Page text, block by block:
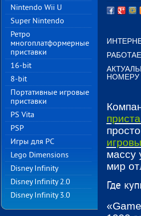
Nintendo Wii U
Super Nintendo
Ретро
многоплатформерные
приставки
16-bit
8-bit
Портативные игровые
приставки
PS Vita
PSP
Игры для PC
Lego Dimensions
Disney Infinity
Disney Infinity 2.0
Disney Infinity 3.0
НОМЕРУ
массу
мир
Где